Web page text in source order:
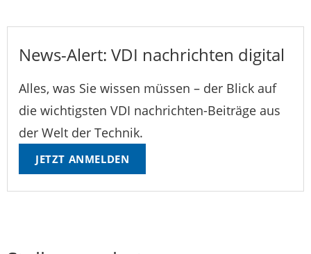
News-Alert: VDI nachrichten digital
Alles, was Sie wissen müssen – der Blick auf
die wichtigsten VDI nachrichten-Beiträge aus
der Welt der Technik.
JETZT ANMELDEN